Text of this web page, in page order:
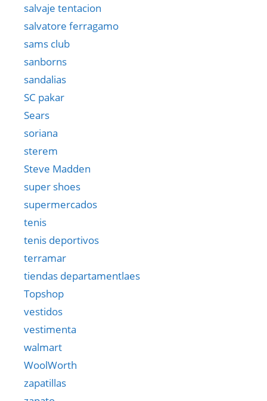
salvaje tentacion
salvatore ferragamo
sams club
sanborns
sandalias
SC pakar
Sears
soriana
sterem
Steve Madden
super shoes
supermercados
tenis
tenis deportivos
terramar
tiendas departamentlaes
Topshop
vestidos
vestimenta
walmart
WoolWorth
zapatillas